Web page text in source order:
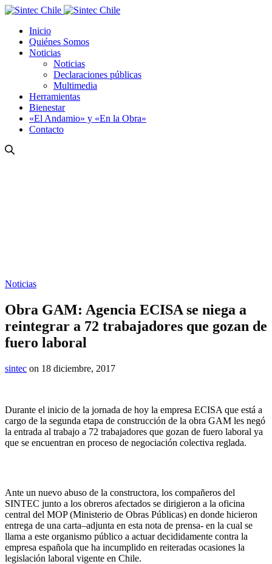
Inicio
Quiénes Somos
Noticias
Noticias
Declaraciones públicas
Multimedia
Herramientas
Bienestar
«El Andamio» y «En la Obra»
Contacto
Noticias
Obra GAM: Agencia ECISA se niega a
reintegrar a 72 trabajadores que gozan de
fuero laboral
sintec on 18 diciembre, 2017
Durante el inicio de la jornada de hoy la empresa ECISA que está a
cargo de la segunda etapa de construcción de la obra GAM les negó
la entrada al trabajo a 72 trabajadores que gozan de fuero laboral ya
que se encuentran en proceso de negociación colectiva reglada.
Ante un nuevo abuso de la constructora, los compañeros del
SINTEC junto a los obreros afectados se dirigieron a la oficina
central del MOP (Ministerio de Obras Públicas) en donde hicieron
entrega de una carta–adjunta en esta nota de prensa- en la cual se
llama a este organismo público a actuar decididamente contra la
empresa española que ha incumplido en reiteradas ocasiones la
legislación laboral vigente en Chile.